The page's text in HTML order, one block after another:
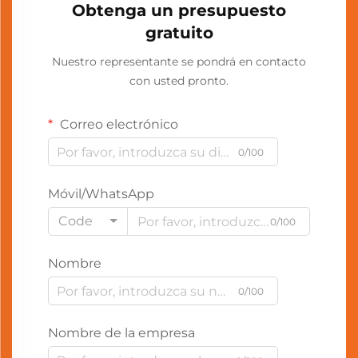
Obtenga un presupuesto
gratuito
Nuestro representante se pondrá en contacto
con usted pronto.
Correo electrónico
0/100
Móvil/WhatsApp
Code
0/100
Nombre
0/100
Nombre de la empresa